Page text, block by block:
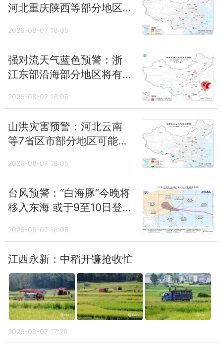
河北重庆陕西等部分地区
2026-08-07 18:05
强对流天气蓝色预警：浙
江东部沿海部分地区将有
2026-08-07 18:05
山洪灾害预警：河北云南
等7省区市部分地区可能发
2026-08-07 18:05
台风预警：“白海豚”今晚将
移入东海 或于9至10日登
2026-08-07 18:05
江西永新：中稻开镰抢收忙
2026-08-07 17:26